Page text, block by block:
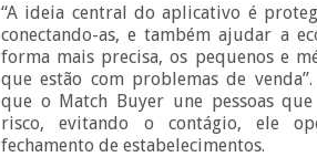
“A ideia central do aplicativo é
conectando-as, e também ajudar a
forma mais precisa, os pequenos e
que estão com problemas de
que o Match Buyer une pessoas
risco, evitando o contágio, ele
fechamento de estabelecimentos.